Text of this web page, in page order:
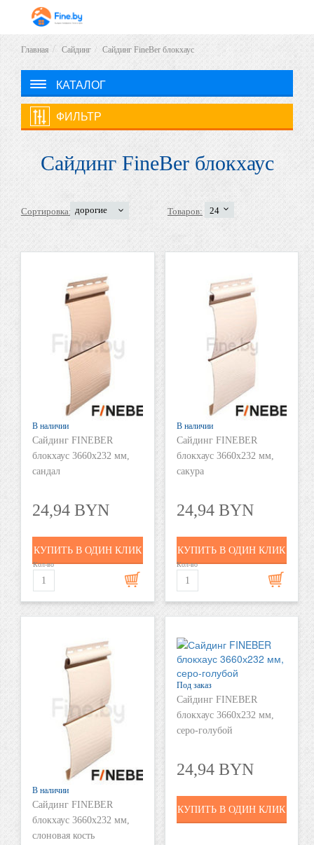
Главная Сайдинг Сайдинг FineBer блокхаус
КАТАЛОГ
ФИЛЬТР
Сайдинг FineBer блокхаус
Сортировка: дорогие Товаров: 24
В наличии
Сайдинг FINEBER
блокхаус 3660х232 мм,
сандал
24,94 BYN
Кол-во
КУПИТЬ В ОДИН КЛИК
В наличии
Сайдинг FINEBER
блокхаус 3660х232 мм,
сакура
24,94 BYN
Кол-во
КУПИТЬ В ОДИН КЛИК
В наличии
Сайдинг FINEBER
блокхаус 3660х232 мм,
слоновая кость
Под заказ
Сайдинг FINEBER
блокхаус 3660х232 мм,
серо-голубой
24,94 BYN
КУПИТЬ В ОДИН КЛИК